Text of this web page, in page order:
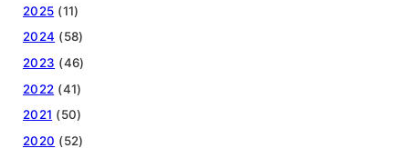
2025 (11)
2024 (58)
2023 (46)
2022 (41)
2021 (50)
2020 (52)